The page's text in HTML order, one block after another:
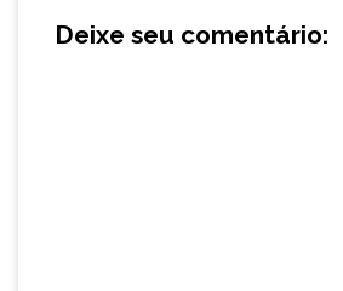
Deixe seu comentário: